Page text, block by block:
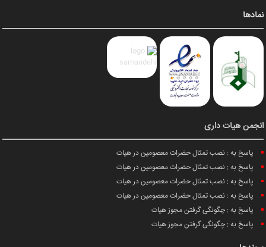
نمادها
انجمن هیات داری
پاسخ به : نصب تمثال حضرات معصومین در هیات
پاسخ به : نصب تمثال حضرات معصومین در هیات
پاسخ به : نصب تمثال حضرات معصومین در هیات
پاسخ به : نصب تمثال حضرات معصومین در هیات
پاسخ به : چگونگی گرفتن مجوز هیات
پاسخ به : چگونگی گرفتن مجوز هیات